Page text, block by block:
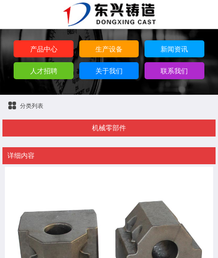
产品中心 生产设备 新闻资讯
人才招聘 关于我们 联系我们
分类列表
机械零部件
详细内容